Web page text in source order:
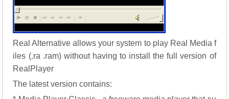
Real Alternative allows your system to play Real Media f
iles (.ra .ram) without having to install the full version of
RealPlayer
The latest version contains: